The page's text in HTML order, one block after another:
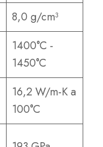
8,0 g/cm³
1400°C -
1450°C
16,2 W/m-K a
100°C